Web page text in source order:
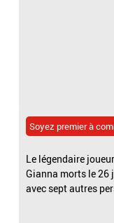
Soyez premier à
Le légendaire
Gianna morts le 26
avec sept autres